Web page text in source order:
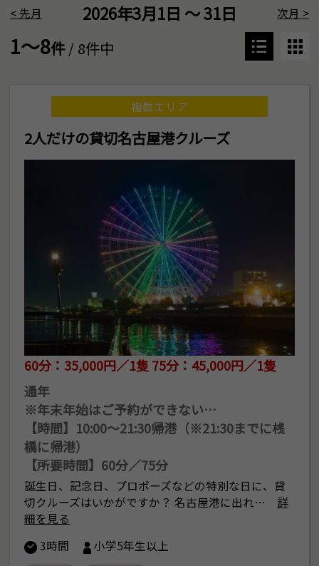
< 先月 2026年3月1日 ～ 31日 次月 >
1～8件/ 8件中
複数エリア
2人だけの貸切名古屋港クルーズ
60分：35,000円／1隻 75分：45,000円／1隻
通年
※年末年始はご予約ができない…
【時間】10:00～21:30帰港（※21:30までに桟
橋に帰港）
【所要時間】60分／75分
誕生日、記念日、プロポーズなどの特別な日に、貸
切クルーズはいかがですか？ 名古屋港に出れ…
詳
細を見る
3時間
小学5年生以上